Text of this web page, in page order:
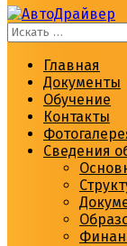
Главная
Документы
Обучение
Контакты
Сведения